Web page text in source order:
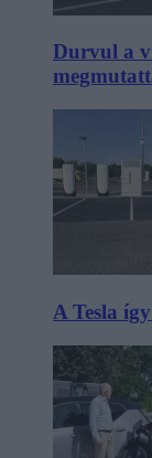
Durvul a
A Tesla